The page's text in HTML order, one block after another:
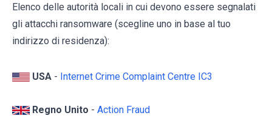
Elenco delle autorità locali in cui devono essere segnalati
gli attacchi ransomware (scegline uno in base al tuo
indirizzo di residenza):
USA - Internet Crime Complaint Centre IC3
Regno Unito - Action Fraud